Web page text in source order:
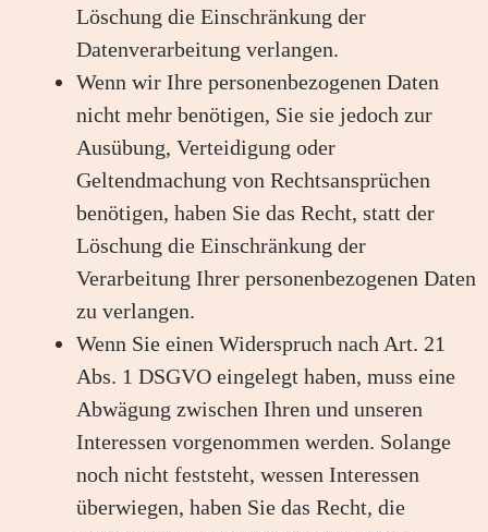
Löschung die Einschränkung der
Datenverarbeitung verlangen.
Wenn wir Ihre personenbezogenen Daten
nicht mehr benötigen, Sie sie jedoch zur
Ausübung, Verteidigung oder
Geltendmachung von Rechtsansprüchen
benötigen, haben Sie das Recht, statt der
Löschung die Einschränkung der
Verarbeitung Ihrer personenbezogenen Daten
zu verlangen.
Wenn Sie einen Widerspruch nach Art. 21
Abs. 1 DSGVO eingelegt haben, muss eine
Abwägung zwischen Ihren und unseren
Interessen vorgenommen werden. Solange
noch nicht feststeht, wessen Interessen
überwiegen, haben Sie das Recht, die